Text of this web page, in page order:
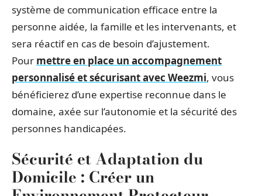
système de communication efficace entre la
personne aidée, la famille et les intervenants, et
sera réactif en cas de besoin d’ajustement.
Pour mettre en place un accompagnement
personnalisé et sécurisant avec Weezmi, vous
bénéficierez d’une expertise reconnue dans le
domaine, axée sur l’autonomie et la sécurité des
personnes handicapées.
Sécurité et Adaptation du
Domicile : Créer un